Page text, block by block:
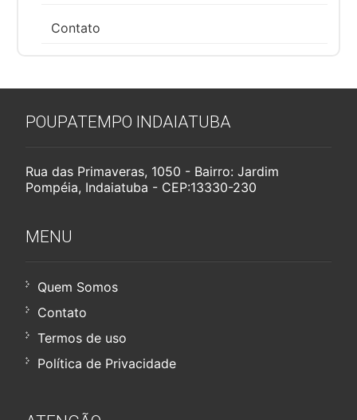
Contato
POUPATEMPO INDAIATUBA
Rua das Primaveras, 1050 - Bairro: Jardim
Pompéia, Indaiatuba - CEP:13330-230
MENU
Quem Somos
Contato
Termos de uso
Política de Privacidade